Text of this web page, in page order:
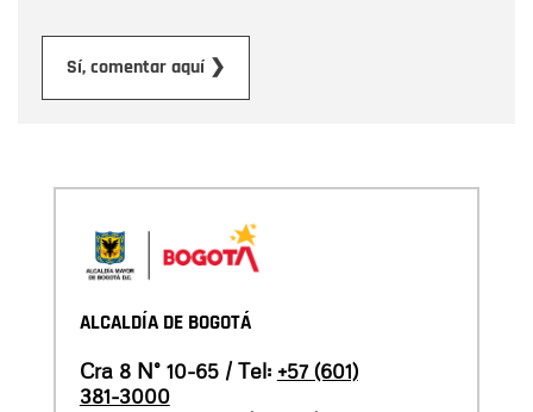
Sí, comentar aquí ❯
ALCALDÍA DE BOGOTÁ
Cra 8 N° 10-65 / Tel: +57 (601)
381-3000